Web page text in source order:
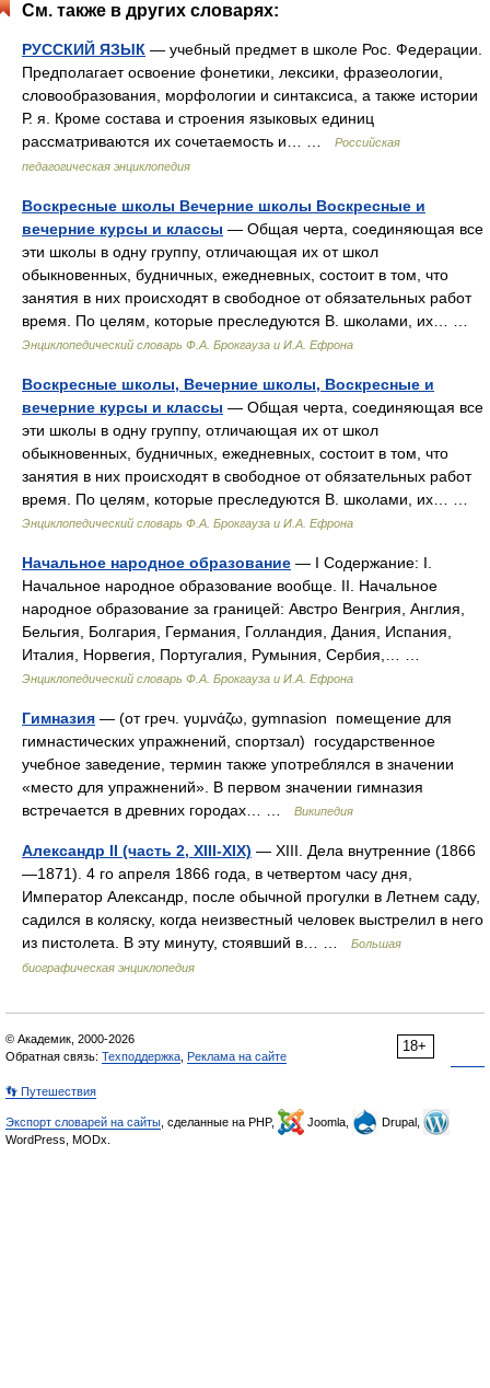
См. также в других словарях:
РУССКИЙ ЯЗЫК — учебный предмет в школе Рос. Федерации.
Предполагает освоение фонетики, лексики, фразеологии,
словообразования, морфологии и синтаксиса, а также истории
Р. я. Кроме состава и строения языковых единиц
рассматриваются их сочетаемость и… …
Российская
педагогическая энциклопедия
Воскресные школы Вечерние школы Воскресные и
вечерние курсы и классы — Общая черта, соединяющая все
эти школы в одну группу, отличающая их от школ
обыкновенных, будничных, ежедневных, состоит в том, что
занятия в них происходят в свободное от обязательных работ
время. По целям, которые преследуются В. школами, их… …
Энциклопедический словарь Ф.А. Брокгауза и И.А. Ефрона
Воскресные школы, Вечерние школы, Воскресные и
вечерние курсы и классы — Общая черта, соединяющая все
эти школы в одну группу, отличающая их от школ
обыкновенных, будничных, ежедневных, состоит в том, что
занятия в них происходят в свободное от обязательных работ
время. По целям, которые преследуются В. школами, их… …
Энциклопедический словарь Ф.А. Брокгауза и И.А. Ефрона
Начальное народное образование — I Содержание: I.
Начальное народное образование вообще. II. Начальное
народное образование за границей: Австро Венгрия, Англия,
Бельгия, Болгария, Германия, Голландия, Дания, Испания,
Италия, Норвегия, Португалия, Румыния, Сербия,… …
Энциклопедический словарь Ф.А. Брокгауза и И.А. Ефрона
Гимназия — (от греч. γυμνάζω, gymnasion помещение для
гимнастических упражнений, спортзал) государственное
учебное заведение, термин также употреблялся в значении
«место для упражнений». В первом значении гимназия
встречается в древних городах… …
Википедия
Александр II (часть 2, XIII-XIX) — XIII. Дела внутренние (1866
—1871). 4 го апреля 1866 года, в четвертом часу дня,
Император Александр, после обычной прогулки в Летнем саду,
садился в коляску, когда неизвестный человек выстрелил в него
из пистолета. В эту минуту, стоявший в… …
Большая
биографическая энциклопедия
18+
© Академик, 2000-2026
Обратная связь: Техподдержка Реклама на сайте
👣 Путешествия
Экспорт словарей на сайты , сделанные на PHP, Joomla,
Drupal,
WordPress, MODx.